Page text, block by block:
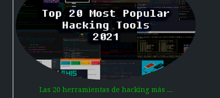
Las 20 herramientas de hacking más ...